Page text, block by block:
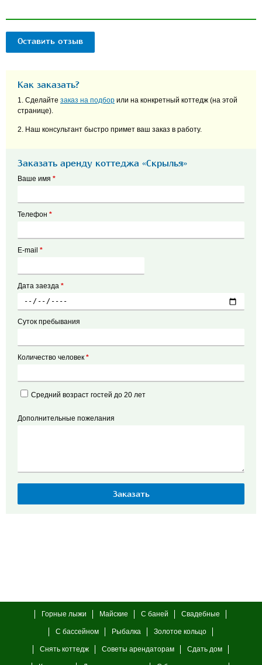
Оставить отзыв
Как заказать?
1. Сделайте заказ на подбор или на конкретный коттедж (на этой
странице).
2. Наш консультант быстро примет ваш заказ в работу.
Заказать аренду коттеджа «Скрылья»
Ваше имя *
Телефон *
E-mail *
Дата заезда *
Суток пребывания
Количество человек *
Средний возраст гостей до 20 лет
Дополнительные пожелания
Горные лыжи Майские С баней Свадебные
С бассейном Рыбалка Золотое кольцо
Снять коттедж Советы арендаторам Сдать дом